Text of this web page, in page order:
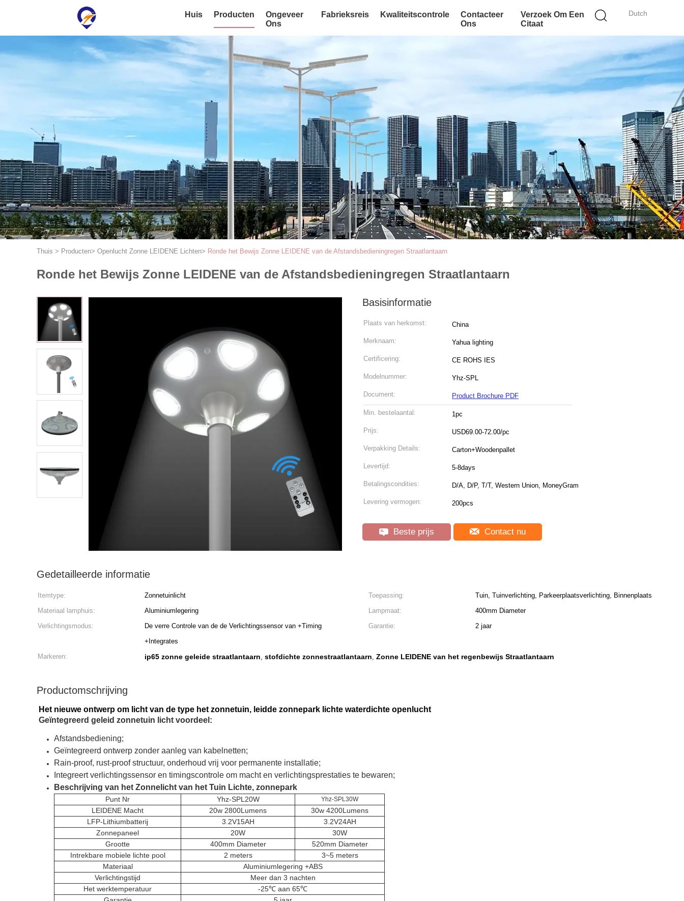
Dutch
Huis Producten
Ongeveer
Ons
Fabrieksreis Kwaliteitscontrole
Contacteer
Ons
Verzoek Om Een
Citaat
Thuis > Producten> Openlucht Zonne LEIDENE Lichten> Ronde het Bewijs Zonne LEIDENE van de Afstandsbedieningregen Straatlantaarn
Ronde het Bewijs Zonne LEIDENE van de Afstandsbedieningregen Straatlantaarn
Basisinformatie
Plaats van herkomst: China
Merknaam: Yahua lighting
Certificering: CE ROHS IES
Modelnummer: Yhz-SPL
Document: Product Brochure PDF
Min. bestelaantal: 1pc
Prijs: USD69.00-72.00/pc
Verpakking Details: Carton+Woodenpallet
Levertijd: 5-8days
Betalingscondities: D/A, D/P, T/T, Western Union, MoneyGram
Levering vermogen: 200pcs
Beste prijs Contact nu
Gedetailleerde informatie
Itemtype: Zonnetuinlicht Toepassing:
Tuin, Tuinverlichting, Parkeerplaatsverlichting, Binnenplaats
Materiaal lamphuis:
Aluminiumlegering Lampmaat:
400mm Diameter
Verlichtingsmodus:
De verre Controle van de de Verlichtingssensor van +Timing
+Integrates
Garantie: 2 jaar
Markeren: ip65 zonne geleide straatlantaarn, stofdichte zonnestraatlantaarn, Zonne LEIDENE van het regenbewijs Straatlantaarn
Productomschrijving
Het nieuwe ontwerp om licht van de type het zonnetuin, leidde zonnepark lichte waterdichte openlucht
Geïntegreerd geleid zonnetuin licht voordeel:
Afstandsbediening;
Geïntegreerd ontwerp zonder aanleg van kabelnetten;
Rain-proof, rust-proof structuur, onderhoud vrij voor permanente installatie;
Integreert verlichtingssensor en timingscontrole om macht en verlichtingsprestaties te bewaren;
Beschrijving van het Zonnelicht van het Tuin Lichte, zonnepark
Punt Nr Yhz-SPL20W Yhz-SPL30W
LEIDENE Macht 20w 2800Lumens
30w 4200Lumens
LFP-Lithiumbatterij
3.2V15AH
3.2V24AH
Zonnepaneel
20W
30W
Grootte
400mm Diameter
520mm Diameter
Intrekbare mobiele lichte pool
2 meters
3~5 meters
Materiaal
Aluminiumlegering +ABS
Verlichtingstijd
Meer dan 3 nachten
Het werktemperatuur
-25℃ aan 65℃